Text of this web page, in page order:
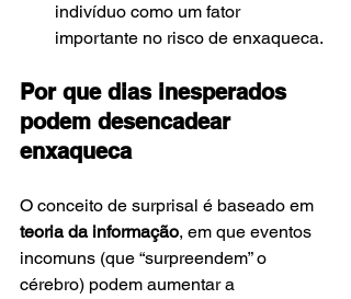
indivíduo como um fator
importante no risco de enxaqueca.
Por que dias inesperados
podem desencadear
enxaqueca
O conceito de surprisal é baseado em
teoria da informação, em que eventos
incomuns (que “surpreendem” o
cérebro) podem aumentar a